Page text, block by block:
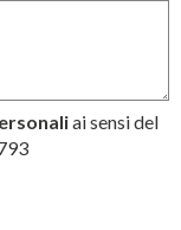
ai sensi del